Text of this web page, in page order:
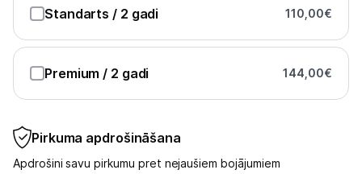
Piegāde un apmaksa
Uzņēmumiem
Pirkuma apdrošināšana
Apdrošini savu pirkumu pret nejaušiem bojājumiem
Standarts / 2 gadi 110,00€
Premium / 2 gadi 144,00€